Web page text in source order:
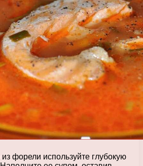
форели используйте глубокую